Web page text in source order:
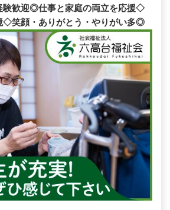
験歓迎◎仕事と家庭の両立を応援◇
◇笑顔・ありがとう・やりがい多◎